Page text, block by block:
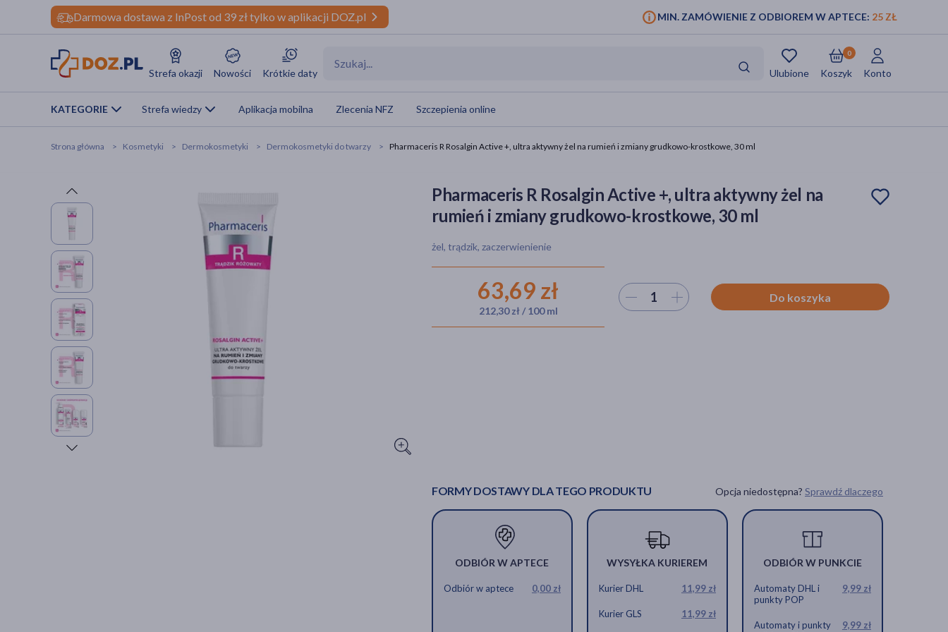
Darmowa dostawa z InPost od 39 zł tylko w aplikacji DOZ.pl MIN. ZAMÓWIENIE Z ODBIOREM W APTECE: 25 ZŁ
Strefa okazji Nowości Krótkie daty Ulubione Koszyk
0
Konto
KATEGORIE Strefa wiedzy Aplikacja mobilna Zlecenia NFZ Szczepienia online
Strona główna Kosmetyki Dermokosmetyki Dermokosmetyki do twarzy Pharmaceris R Rosalgin Active +, ultra aktywny żel na rumień i zmiany grudkowo-krostkowe, 30 ml
Pharmaceris R Rosalgin Active +, ultra aktywny żel na
rumień i zmiany grudkowo-krostkowe, 30 ml
żel, trądzik, zaczerwienienie
63,69 zł
212,30 zł / 100 ml
Wybierz ilość Do koszyka
FORMY DOSTAWY DLA TEGO PRODUKTU Opcja niedostępna? Sprawdź dlaczego
ODBIÓR W APTECE
Odbiór w aptece 0,00 zł
WYSYŁKA KURIEREM
Kurier DHL 11,99 zł
Kurier GLS 11,99 zł
ODBIÓR W PUNKCIE
Automaty DHL i
punkty POP
9,99 zł
Automaty i punkty
9,99 zł